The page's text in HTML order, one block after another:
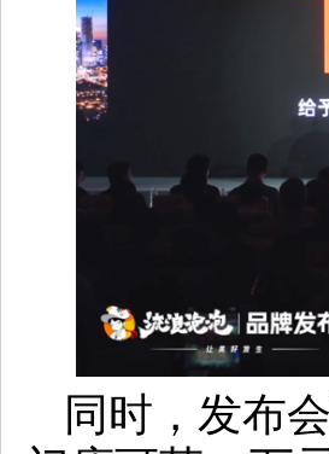
同时，发布